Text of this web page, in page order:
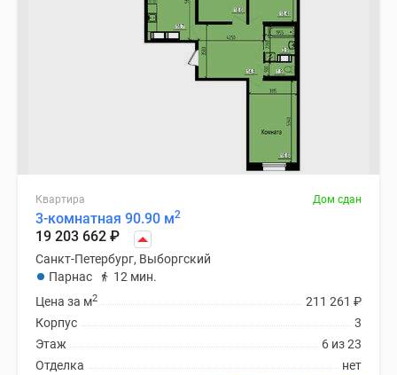
Квартира Дом сдан
3-комнатная 90.90 м2
19 203 662 ₽
Санкт-Петербург, Выборгский
Парнас
12 мин.
211 261 ₽
Цена за м2
3
Корпус
6 из 23
Этаж
нет
Отделка